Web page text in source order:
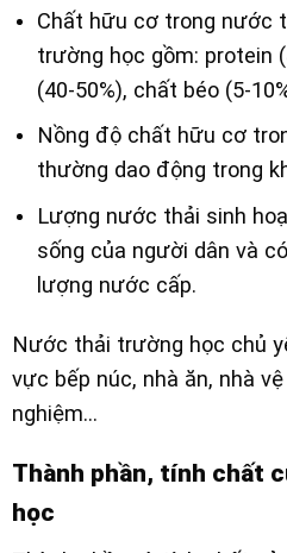
Chất hữu cơ trong nước
trường học gồm: protein
(40-50%), chất béo (5-
Nồng độ chất hữu cơ
thường dao động trong
Lượng nước thải sinh
sống của người dân và
lượng nước cấp.
Nước thải trường học chủ
vực bếp núc, nhà ăn, nhà
nghiệm…
Thành phần, tính chất
học